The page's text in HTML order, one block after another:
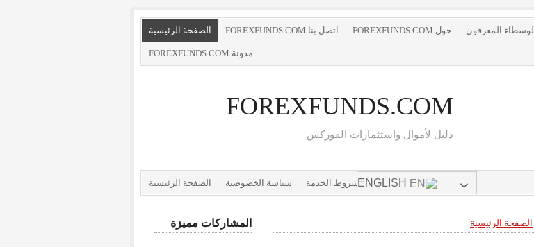
الصفحة الرئيسية اتصل بنا FOREXFUNDS.COM حول FOREXFUNDS.COM الوسطاء المعرفون
مدونة FOREXFUNDS.COM
FOREXFUNDS.COM
دليل لأموال واستثمارات الفوركس
الصفحة الرئيسية سياسة الخصوصية شروط الخدمة إخلاء مسؤولية اتصل بنا
الصفحة الرئيسية المشاركات مميزة